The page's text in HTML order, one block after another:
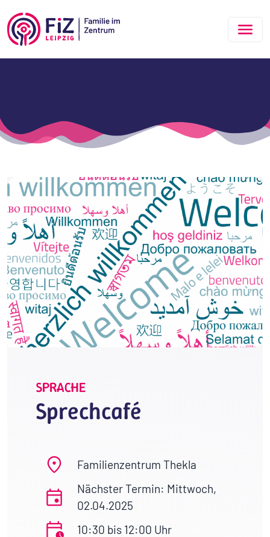
SPRACHE
Sprechcafé
Familienzentrum Thekla
Nächster Termin: Mittwoch,
02.04.2025
10:30 bis 12:00 Uhr